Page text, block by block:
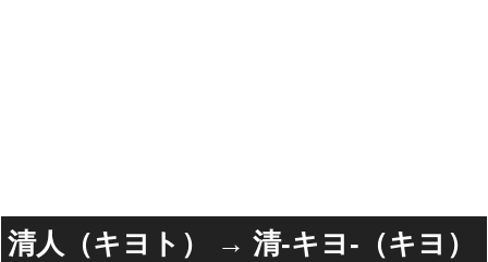
清人（キヨト） → 清-キヨ-（キヨ）